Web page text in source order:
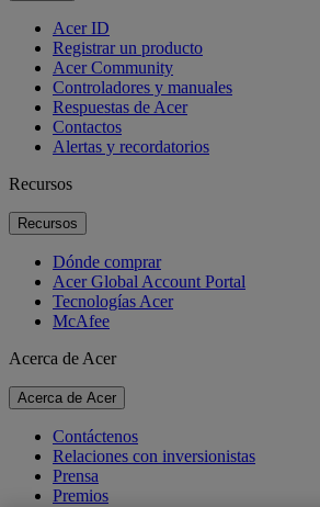
Acer ID
Registrar un producto
Acer Community
Controladores y manuales
Respuestas de Acer
Contactos
Alertas y recordatorios
Recursos
Recursos
Dónde comprar
Acer Global Account Portal
Tecnologías Acer
McAfee
Acerca de Acer
Acerca de Acer
Contáctenos
Relaciones con inversionistas
Prensa
Premios